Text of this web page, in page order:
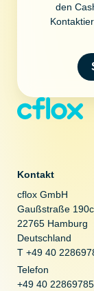
den
Kontakt
cflox GmbH
Gaußstraße 190c
22765 Hamburg
Deutschland
T +49 40
Telefon
+49 40 22869785